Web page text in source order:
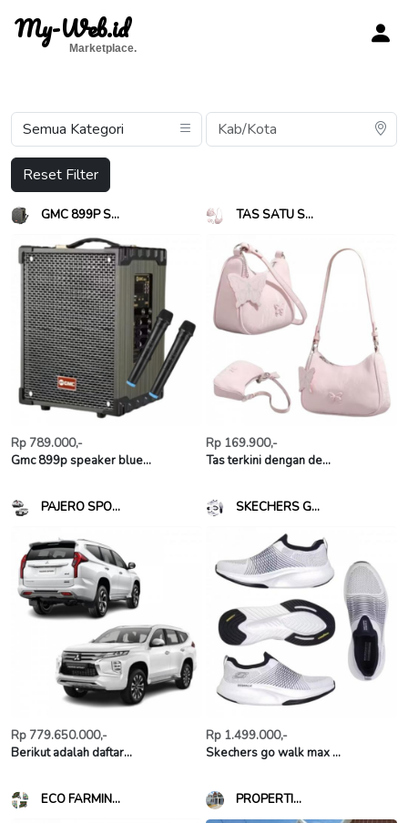
My-Web.id
Marketplace.
Reset Filter
GMC 899P S...
Rp 789.000,-
Gmc 899p speaker blue...
TAS SATU S...
Rp 169.900,-
Tas terkini dengan de...
PAJERO SPO...
Rp 779.650.000,-
Berikut adalah daftar...
SKECHERS G...
Rp 1.499.000,-
Skechers go walk max ...
ECO FARMIN... PROPERTI...